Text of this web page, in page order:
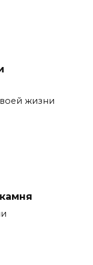
жизни